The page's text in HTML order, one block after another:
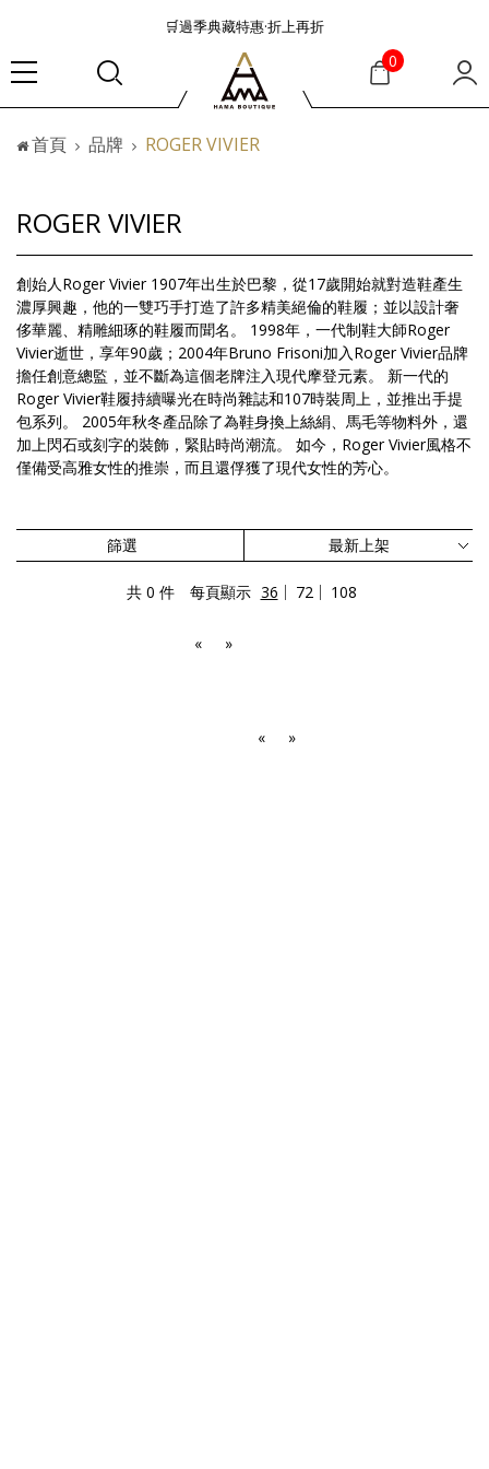
🛒過季典藏特惠·折上再折
👜大容量包款美學從不只是收納
『折扣』降臨，將時髦夏季全部收藏
🟤「萬元初」入手HEREU小眾靜奢品牌包款
🟤TODS的義大利經典美學超越了短暫流行
『折扣』降臨，將時髦夏季全部收藏
🟤「萬元初」入手HEREU小眾靜奢品牌包款
0
首頁 品牌 ROGER VIVIER
ROGER VIVIER
創始人Roger Vivier 1907年出生於巴黎，從17歲開始就對造鞋產生
濃厚興趣，他的一雙巧手打造了許多精美絕倫的鞋履；並以設計奢
侈華麗、精雕細琢的鞋履而聞名。 1998年，一代制鞋大師Roger
Vivier逝世，享年90歲；2004年Bruno Frisoni加入Roger Vivier品牌
擔任創意總監，並不斷為這個老牌注入現代摩登元素。 新一代的
Roger Vivier鞋履持續曝光在時尚雜誌和107時裝周上，並推出手提
包系列。 2005年秋冬產品除了為鞋身換上絲絹、馬毛等物料外，還
加上閃石或刻字的裝飾，緊貼時尚潮流。 如今，Roger Vivier風格不
僅備受高雅女性的推崇，而且還俘獲了現代女性的芳心。
篩選
共 0 件 每頁顯示 36 72 108
« »
« »